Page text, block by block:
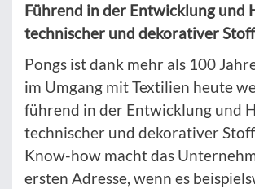
Führend in der Entwicklung und
technischer und dekorativer
Pongs ist dank mehr als 100
im Umgang mit Textilien heute
führend in der Entwicklung und
technischer und dekorativer
Know-how macht das
ersten Adresse, wenn es